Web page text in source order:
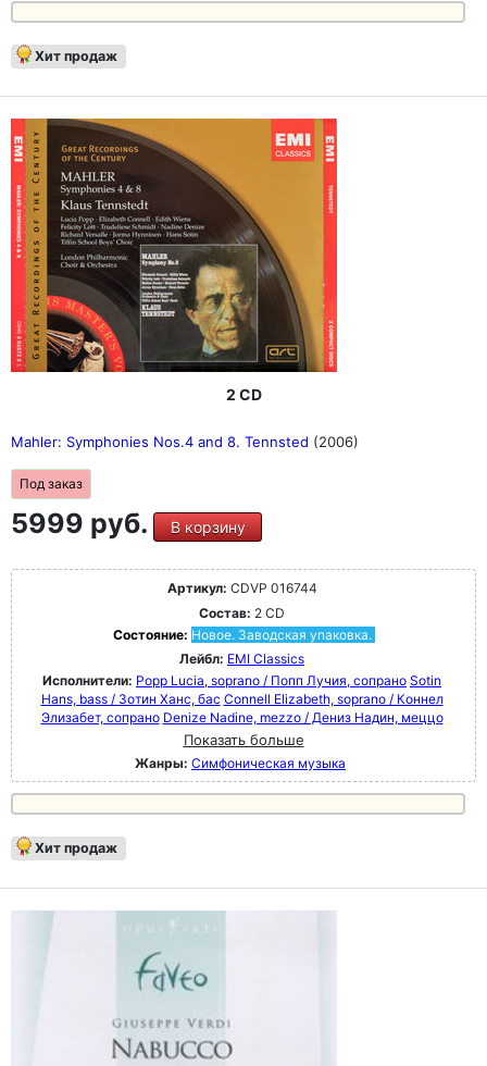
Хит продаж
2 CD
Mahler: Symphonies Nos.4 and 8. Tennsted (2006)
Под заказ
5999 руб. В корзину
Артикул: CDVP 016744
Состав: 2 CD
Состояние: Новое. Заводская упаковка.
Лейбл: EMI Classics
Исполнители: Popp Lucia, soprano / Попп Лучия, сопрано Sotin
Hans, bass / Зотин Ханс, бас Connell Elizabeth, soprano / Коннел
Элизабет, сопрано Denize Nadine, mezzo / Дениз Надин, меццо
Показать больше
Жанры: Симфоническая музыка
Хит продаж